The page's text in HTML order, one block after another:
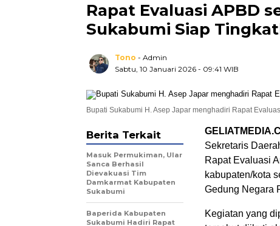
Rapat Evaluasi APBD
Sukabumi Siap
Tono - Admin
Sabtu, 10 Januari 2026 - 09:41 WIB
Bupati Sukabumi H. Asep Japar menghadiri Rapat
Sekretaris
Rapat Evaluasi
kabupaten/kota
Gedung Negara
Kegiatan yang
Berita Terkait
Masuk Permukiman, Ular
Sanca Berhasil
Dievakuasi Tim
Damkarmat Kabupaten
Sukabumi
Baperida Kabupaten
Sukabumi Hadiri Rapat